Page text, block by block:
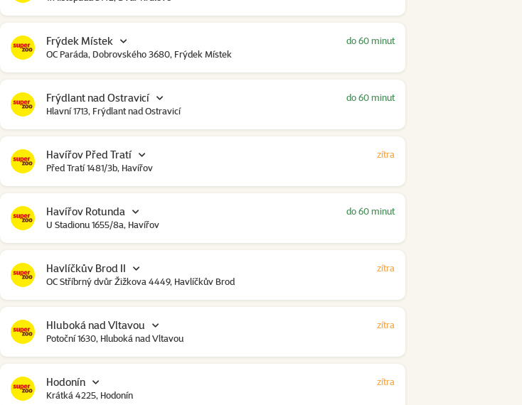
Frýdek Místek
OC Paráda, Dobrovského 3680, Frýdek Místek
do 60 minut
Frýdlant nad Ostravicí
Hlavní 1713, Frýdlant nad Ostravicí
do 60 minut
Havířov Před Tratí
Před Tratí 1481/3b, Havířov
zítra
Havířov Rotunda
U Stadionu 1655/8a, Havířov
do 60 minut
Havlíčkův Brod II
OC Stříbrný dvůr Žižkova 4449, Havlíčkův Brod
zítra
Hluboká nad Vltavou
Potoční 1630, Hluboká nad Vltavou
zítra
Hodonín
Krátká 4225, Hodonín
zítra